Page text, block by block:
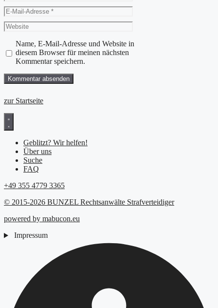
E-
Mail-
Adresse
Website
Name, E-Mail-Adresse und Website in
diesem Browser für meinen nächsten
Kommentar speichern.
zur Startseite
Geblitzt? Wir helfen!
Über uns
Suche
FAQ
+49 355 4779 3365
© 2015-2026 BUNZEL Rechtsanwälte Strafverteidiger
powered by mabucon.eu
Impressum